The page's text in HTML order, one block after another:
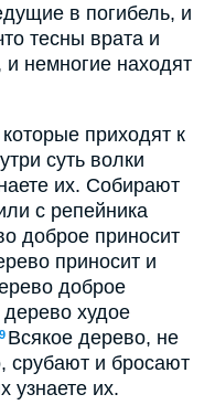
в погибель, и
тесны врата и
и немногие находят
приходят к
суть волки
их. Собирают
с репейника
доброе приносит
приносит и
доброе
худое
Всякое дерево, не
срубают и бросают
узнаете их.